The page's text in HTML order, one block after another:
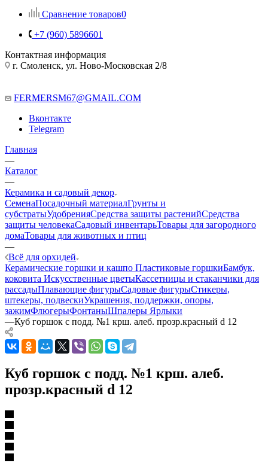
Сравнение товаров0
+7 (960) 5896601
Контактная информация
г. Смоленск, ул. Ново-Московская 2/8
FERMERSM67@GMAIL.COM
Вконтакте
Telegram
Главная
—
Каталог
—
Керамика и садовый декор
СеменаПосадочный материалГрунты и
субстратыУдобренияСредства защиты растенийСредства
защиты человекаСадовый инвентарьТовары для загородного
домаТовары для животных и птиц
—
Всё для орхидей
Керамические горшки и кашпо Пластиковые горшкиБамбук,
коковита Искусственные цветыКассетницы и стаканчики для
рассадыПлавающие фигурыСадовые фигурыСтикеры,
штекеры, подвескиУкрашения, поддержки, опоры,
зажимФлюгерыФонтаныШпалеры Ярлыки
—Куб горшок с подд. №1 крш. алеб. прозр.красный d 12
Куб горшок с подд. №1 крш. алеб.
прозр.красный d 12